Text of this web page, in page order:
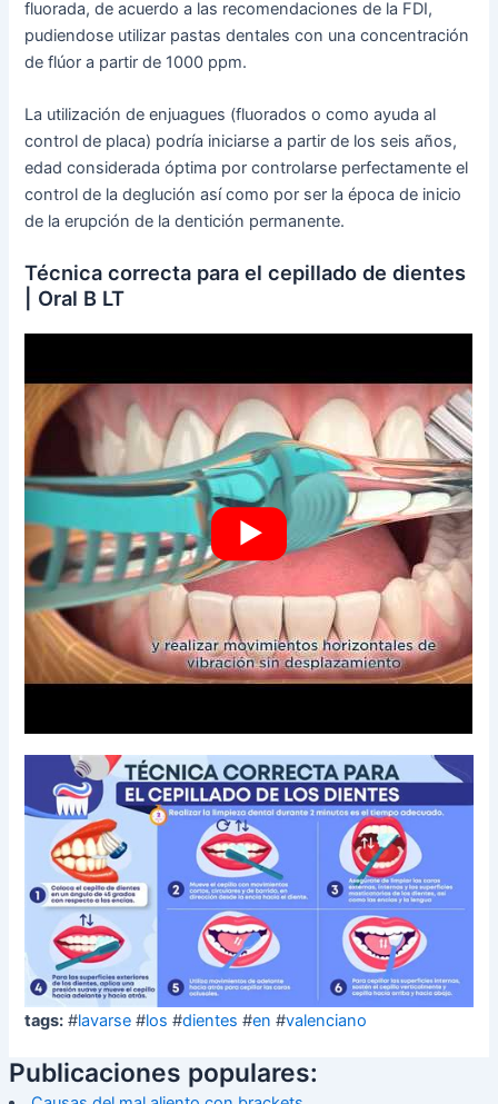
fluorada, de acuerdo a las recomendaciones de la FDI,
pudiendose utilizar pastas dentales con una concentración
de flúor a partir de 1000 ppm.
La utilización de enjuagues (fluorados o como ayuda al
control de placa) podría iniciarse a partir de los seis años,
edad considerada óptima por controlarse perfectamente el
control de la deglución así como por ser la época de inicio
de la erupción de la dentición permanente.
Técnica correcta para el cepillado de dientes
| Oral B LT
tags: #lavarse #los #dientes #en #valenciano
Publicaciones populares: